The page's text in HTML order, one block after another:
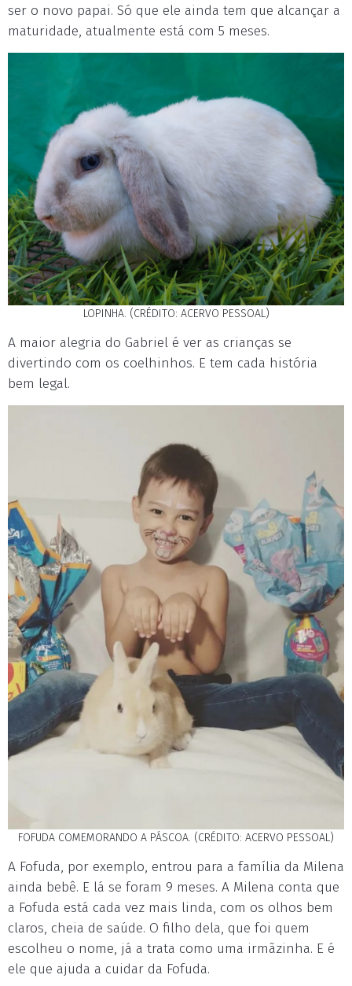
ser o novo papai. Só que ele ainda tem que alcançar a
maturidade, atualmente está com 5 meses.
LOPINHA. (CRÉDITO: ACERVO PESSOAL)
A maior alegria do Gabriel é ver as crianças se
divertindo com os coelhinhos. E tem cada história
bem legal.
FOFUDA COMEMORANDO A PÁSCOA. (CRÉDITO: ACERVO PESSOAL)
A Fofuda, por exemplo, entrou para a família da Milena
ainda bebê. E lá se foram 9 meses. A Milena conta que
a Fofuda está cada vez mais linda, com os olhos bem
claros, cheia de saúde. O filho dela, que foi quem
escolheu o nome, já a trata como uma irmãzinha. E é
ele que ajuda a cuidar da Fofuda.